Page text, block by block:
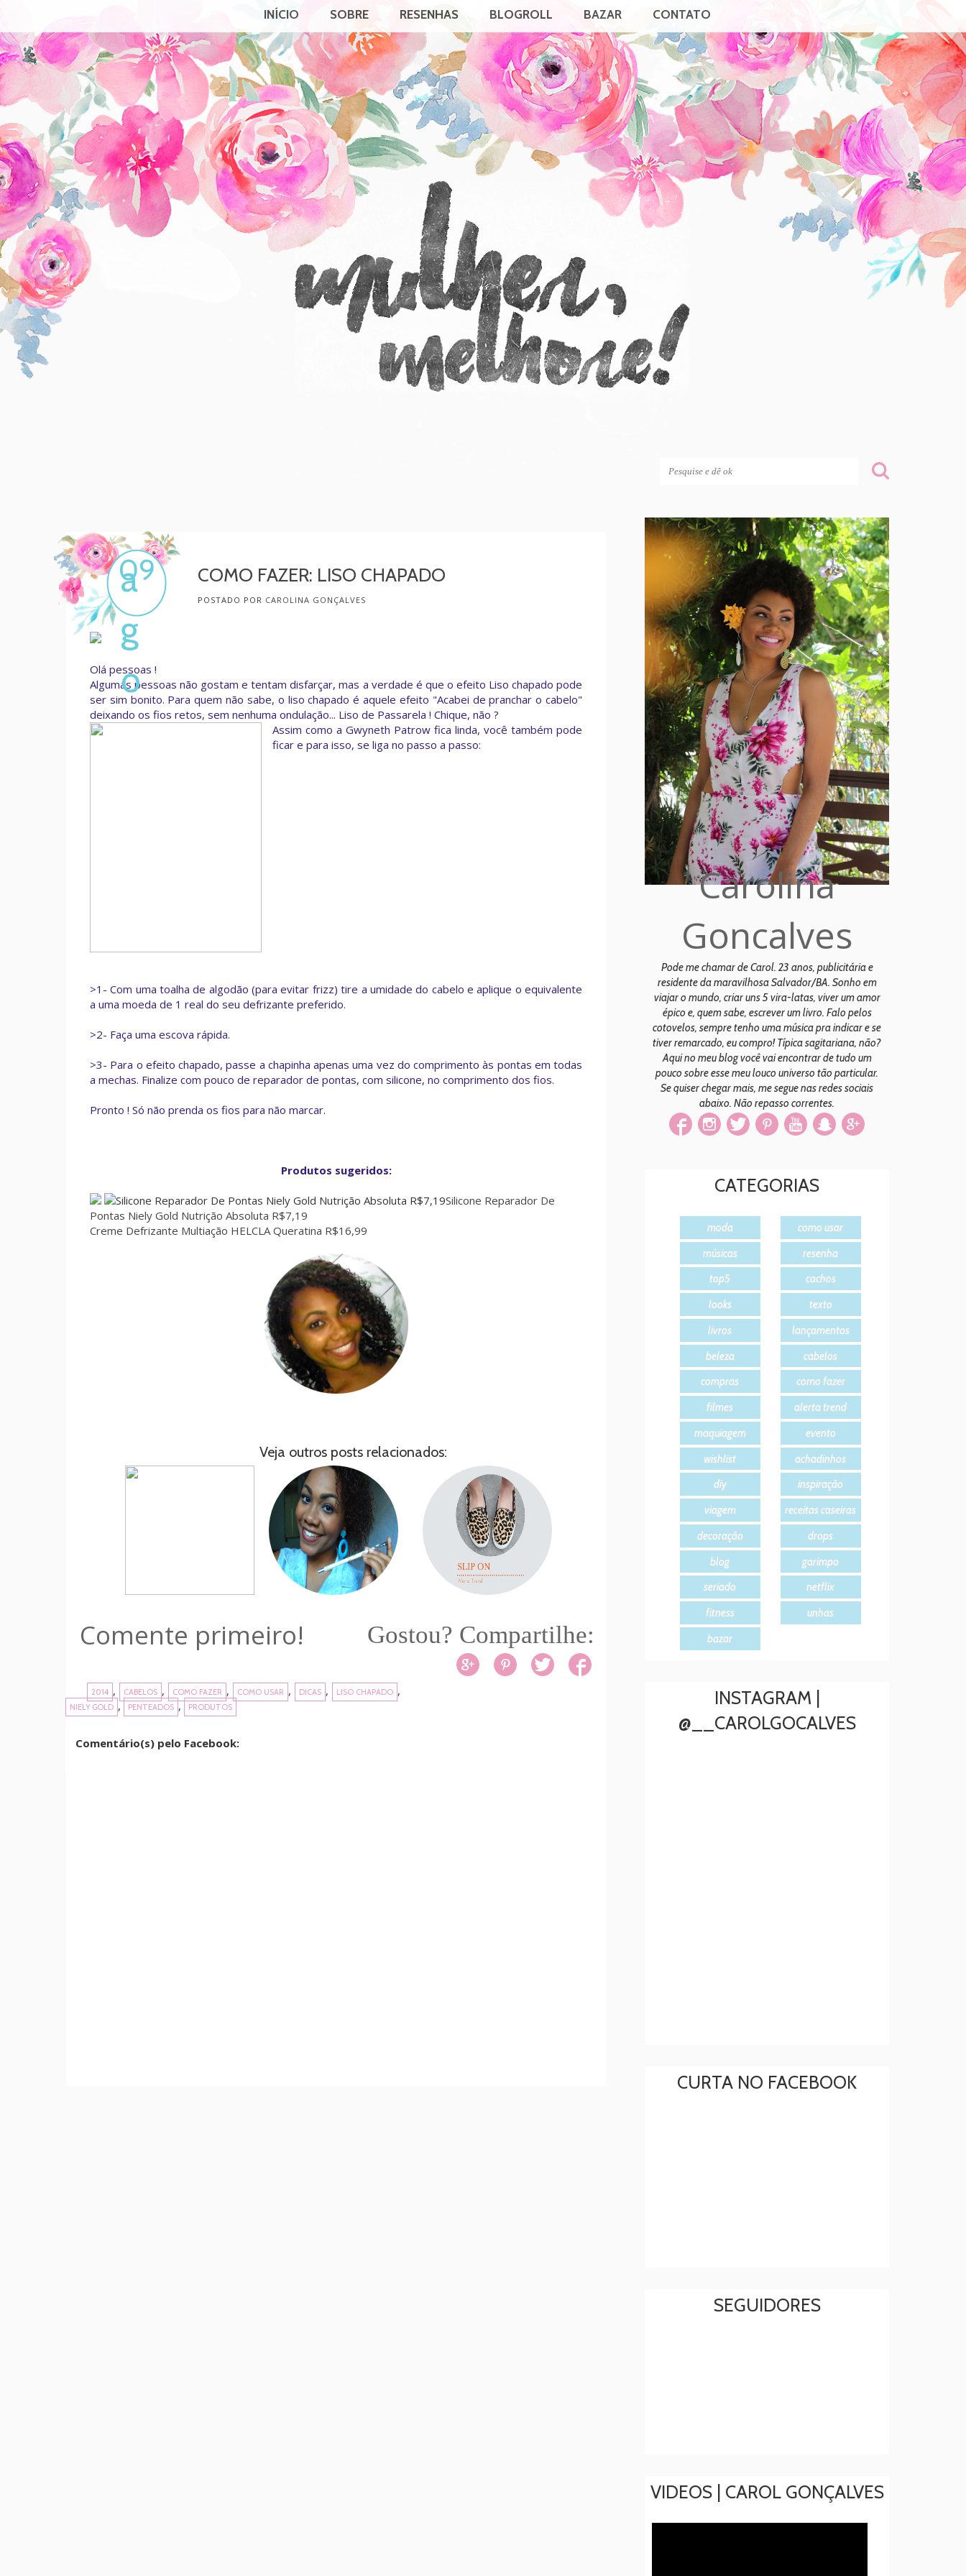
INÍCIO SOBRE RESENHAS BLOGROLL BAZAR CONTATO
09
a
g
o
COMO FAZER: LISO CHAPADO
POSTADO POR CAROLINA GONÇALVES
Olá pessoas !
Algumas pessoas não gostam e tentam disfarçar, mas a verdade é que o efeito Liso chapado pode
ser sim bonito. Para quem não sabe, o liso chapado é aquele efeito "Acabei de pranchar o cabelo"
deixando os fios retos, sem nenhuma ondulação... Liso de Passarela ! Chique, não ?
Assim como a Gwyneth Patrow fica linda, você também pode
ficar e para isso, se liga no passo a passo:
>1- Com uma toalha de algodão (para evitar frizz) tire a umidade do cabelo e aplique o equivalente
a uma moeda de 1 real do seu defrizante preferido.
>2- Faça uma escova rápida.
>3- Para o efeito chapado, passe a chapinha apenas uma vez do comprimento às pontas em todas
a mechas. Finalize com pouco de reparador de pontas, com silicone, no comprimento dos fios.
Pronto ! Só não prenda os fios para não marcar.
Produtos sugeridos:
Silicone Reparador De
Pontas Niely Gold Nutrição Absoluta R$7,19
Creme Defrizante Multiação HELCLA Queratina R$16,99
Veja outros posts relacionados:
Comente primeiro! Gostou? Compartilhe:
2014 , CABELOS , COMO FAZER , COMO USAR , DICAS , LISO CHAPADO ,
NIELY GOLD , PENTEADOS , PRODUTOS
Comentário(s) pelo Facebook:
Carolina
Goncalves
Pode me chamar de Carol. 23 anos, publicitária e
residente da maravilhosa Salvador/BA. Sonho em
viajar o mundo, criar uns 5 vira-latas, viver um amor
épico e, quem sabe, escrever um livro. Falo pelos
cotovelos, sempre tenho uma música pra indicar e se
tiver remarcado, eu compro! Típica sagitariana, não?
Aqui no meu blog você vai encontrar de tudo um
pouco sobre esse meu louco universo tão particular.
Se quiser chegar mais, me segue nas redes sociais
abaixo. Não repasso correntes.
CATEGORIAS
moda
como usar
músicas
resenha
top5
cachos
looks
texto
livros
lançamentos
beleza
cabelos
compras
como fazer
filmes
alerta trend
maquiagem
evento
wishlist
achadinhos
diy
inspiração
viagem
receitas caseiras
decoração
drops
blog
garimpo
seriado
netflix
fitness
unhas
bazar
INSTAGRAM |
@__CAROLGOCALVES
CURTA NO FACEBOOK
SEGUIDORES
VIDEOS | CAROL GONÇALVES